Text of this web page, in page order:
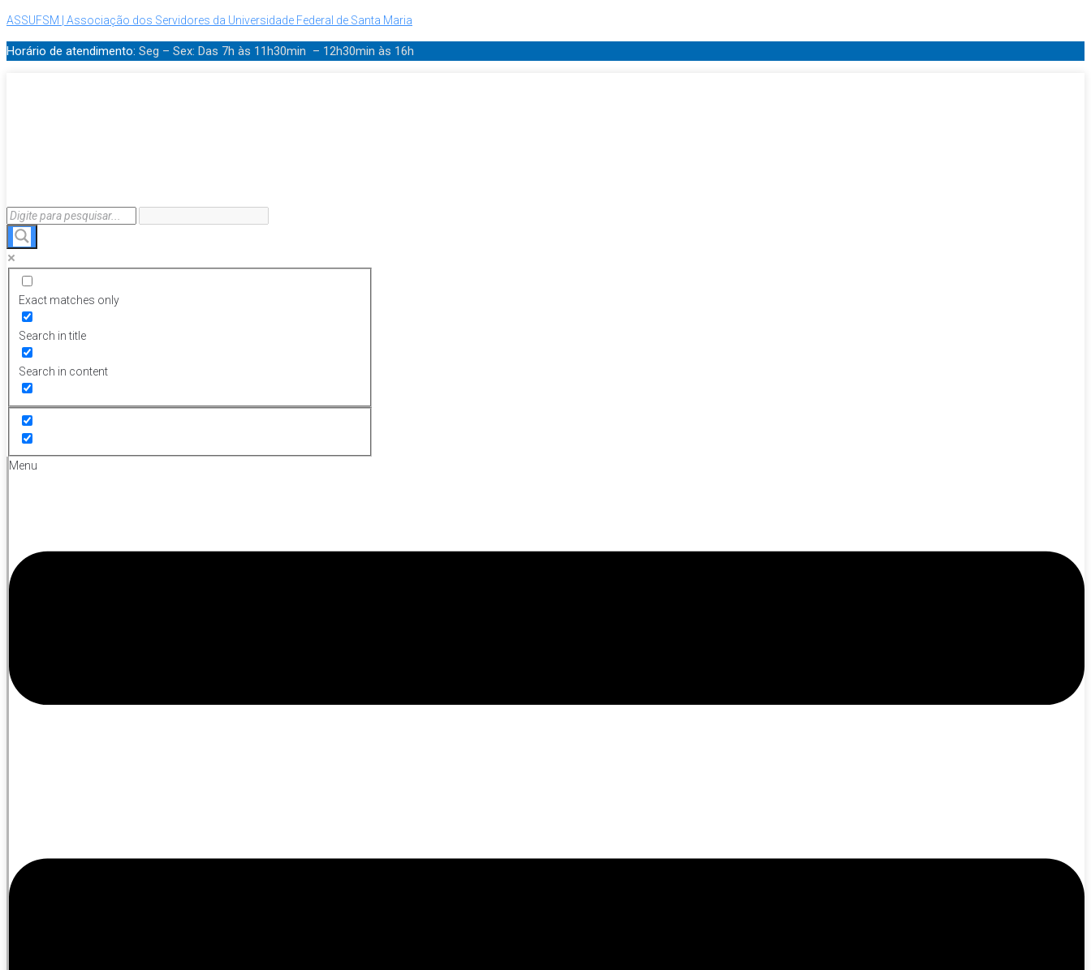
ASSUFSM | Associação dos Servidores da Universidade Federal de Santa Maria
Horário de atendimento: Seg – Sex: Das 7h às 11h30min – 12h30min às 16h
Exact matches only
Search in title
Search in content
Menu